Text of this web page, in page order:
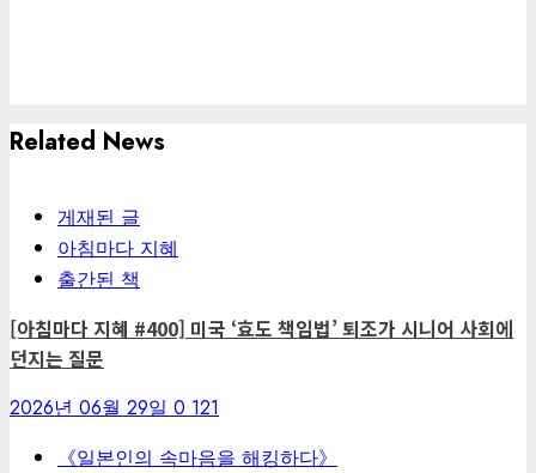
Related News
게재된 글
아침마다 지혜
출간된 책
[아침마다 지혜 #400] 미국 ‘효도 책임법’ 퇴조가 시니어 사회에
던지는 질문
2026년 06월 29일 0 121
《일본인의 속마음을 해킹하다》